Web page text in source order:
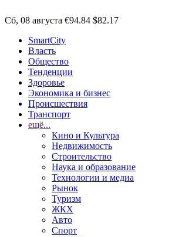
Сб, 08 августа €94.84 $82.17
SmartCity
Власть
Общество
Тенденции
Здоровье
Экономика и бизнес
Происшествия
Транспорт
ещё...
Кино и Культура
Недвижимость
Строительство
Наука и образование
Технологии и медиа
Рынок
Туризм
ЖКХ
Авто
Спорт